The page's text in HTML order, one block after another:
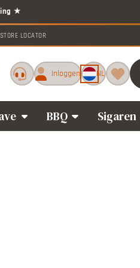
STORE LOCATOR
Inloggen NL
BBQ Sigaren